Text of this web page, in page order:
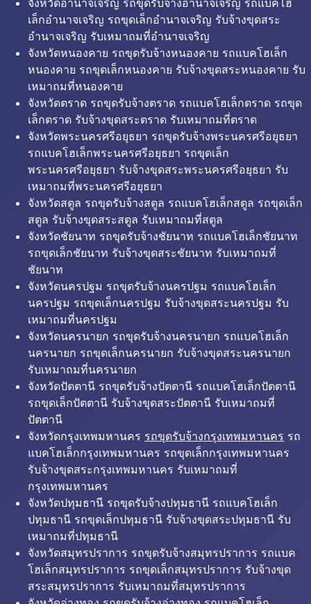
จังหวัดอำนาจเจริญ รถขุดรับจ้างอำนาจเจริญ รถแบคโฮ
เล็กอำนาจเจริญ รถขุดเล็กอำนาจเจริญ รับจ้างขุดสระ
อำนาจเจริญ รับเหมาถมที่อำนาจเจริญ
จังหวัดหนองคาย รถขุดรับจ้างหนองคาย รถแบคโฮเล็ก
หนองคาย รถขุดเล็กหนองคาย รับจ้างขุดสระหนองคาย รับ
เหมาถมที่หนองคาย
จังหวัดตราด รถขุดรับจ้างตราด รถแบคโฮเล็กตราด รถขุด
เล็กตราด รับจ้างขุดสระตราด รับเหมาถมที่ตราด
จังหวัดพระนครศรีอยุธยา รถขุดรับจ้างพระนครศรีอยุธยา
รถแบคโฮเล็กพระนครศรีอยุธยา รถขุดเล็ก
พระนครศรีอยุธยา รับจ้างขุดสระพระนครศรีอยุธยา รับ
เหมาถมที่พระนครศรีอยุธยา
จังหวัดสตูล รถขุดรับจ้างสตูล รถแบคโฮเล็กสตูล รถขุดเล็ก
สตูล รับจ้างขุดสระสตูล รับเหมาถมที่สตูล
จังหวัดชัยนาท รถขุดรับจ้างชัยนาท รถแบคโฮเล็กชัยนาท
รถขุดเล็กชัยนาท รับจ้างขุดสระชัยนาท รับเหมาถมที่
ชัยนาท
จังหวัดนครปฐม รถขุดรับจ้างนครปฐม รถแบคโฮเล็ก
นครปฐม รถขุดเล็กนครปฐม รับจ้างขุดสระนครปฐม รับ
เหมาถมที่นครปฐม
จังหวัดนครนายก รถขุดรับจ้างนครนายก รถแบคโฮเล็ก
นครนายก รถขุดเล็กนครนายก รับจ้างขุดสระนครนายก
รับเหมาถมที่นครนายก
จังหวัดปัตตานี รถขุดรับจ้างปัตตานี รถแบคโฮเล็กปัตตานี
รถขุดเล็กปัตตานี รับจ้างขุดสระปัตตานี รับเหมาถมที่
ปัตตานี
จังหวัดกรุงเทพมหานคร รถขุดรับจ้างกรุงเทพมหานคร รถ
แบคโฮเล็กกรุงเทพมหานคร รถขุดเล็กกรุงเทพมหานคร
รับจ้างขุดสระกรุงเทพมหานคร รับเหมาถมที่
กรุงเทพมหานคร
จังหวัดปทุมธานี รถขุดรับจ้างปทุมธานี รถแบคโฮเล็ก
ปทุมธานี รถขุดเล็กปทุมธานี รับจ้างขุดสระปทุมธานี รับ
เหมาถมที่ปทุมธานี
จังหวัดสมุทรปราการ รถขุดรับจ้างสมุทรปราการ รถแบค
โฮเล็กสมุทรปราการ รถขุดเล็กสมุทรปราการ รับจ้างขุด
สระสมุทรปราการ รับเหมาถมที่สมุทรปราการ